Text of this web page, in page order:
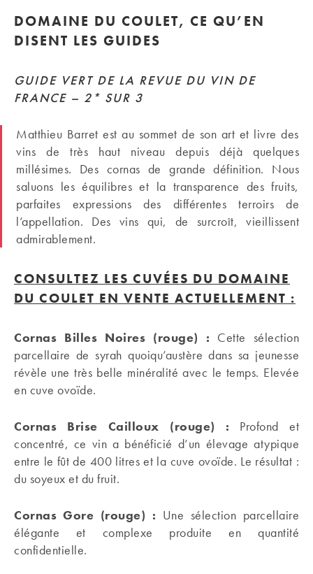
DOMAINE DU COULET, CE QU’EN
DISENT LES GUIDES
GUIDE VERT DE LA REVUE DU VIN DE
FRANCE – 2* SUR 3
Matthieu Barret est au sommet de son art et livre des
vins de très haut niveau depuis déjà quelques
millésimes. Des cornas de grande définition. Nous
saluons les équilibres et la transparence des fruits,
parfaites expressions des différentes terroirs de
l’appellation. Des vins qui, de surcroît, vieillissent
admirablement.
CONSULTEZ LES CUVÉES DU DOMAINE
DU COULET EN VENTE ACTUELLEMENT :
Cornas Billes Noires (rouge) : Cette sélection
parcellaire de syrah quoiqu’austère dans sa jeunesse
révèle une très belle minéralité avec le temps. Elevée
en cuve ovoïde.
Cornas Brise Cailloux (rouge) : Profond et
concentré, ce vin a bénéficié d’un élevage atypique
entre le fût de 400 litres et la cuve ovoïde. Le résultat :
du soyeux et du fruit.
Cornas Gore (rouge) : Une sélection parcellaire
élégante et complexe produite en quantité
confidentielle.